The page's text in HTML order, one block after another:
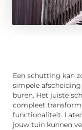
Een schutting kan
simpele
buren. Het juiste
compleet
functionaliteit.
jouw tuin kunnen